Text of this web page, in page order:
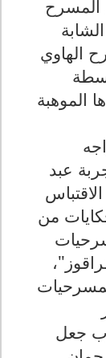
المسرح
الهاوي
الموهبة
عبد
من
جعل